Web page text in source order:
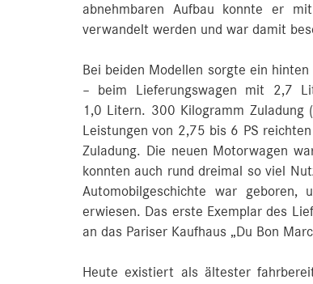
abnehmbaren Aufbau konnte er
verwandelt werden und war damit
Bei beiden Modellen sorgte ein
– beim Lieferungswagen mit 2,7
1,0 Litern. 300 Kilogramm Zuladung
Leistungen von 2,75 bis 6 PS
Zuladung. Die neuen Motorwagen
konnten auch rund dreimal so viel
Automobilgeschichte war
erwiesen. Das erste Exemplar des
an das Pariser Kaufhaus „Du Bon
Heute existiert als ältester